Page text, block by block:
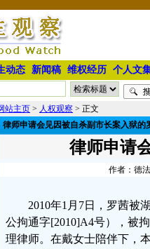
动态 新闻稿 维权经历 个人文
站主页 > 人权观察 > 正文
律师申请会见因被自杀副市长案入狱的
律师申请
作者：德
2010年1月7日，罗茜被
公拘通字[2010]A4号），被
理律师。在戴女士陪伴下，